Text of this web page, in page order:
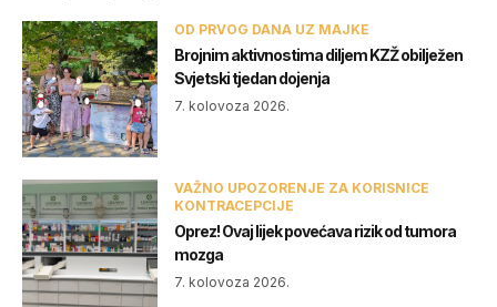
OD PRVOG DANA UZ MAJKE
Brojnim aktivnostima diljem KZŽ obilježen
Svjetski tjedan dojenja
7. kolovoza 2026.
VAŽNO UPOZORENJE ZA KORISNICE
KONTRACEPCIJE
Oprez! Ovaj lijek povećava rizik od tumora
mozga
7. kolovoza 2026.